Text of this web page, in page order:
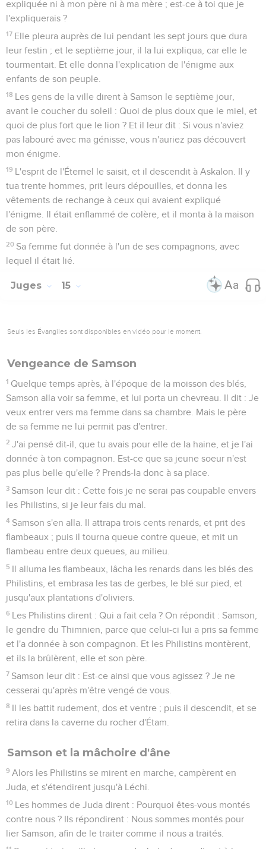
expliquée ni à mon père ni à ma mère ; est-ce à toi que je
l'expliquerais ?
17 Elle pleura auprès de lui pendant les sept jours que dura
leur festin ; et le septième jour, il la lui expliqua, car elle le
tourmentait. Et elle donna l'explication de l'énigme aux
enfants de son peuple.
18 Les gens de la ville dirent à Samson le septième jour,
avant le coucher du soleil : Quoi de plus doux que le miel, et
quoi de plus fort que le lion ? Et il leur dit : Si vous n'aviez
pas labouré avec ma génisse, vous n'auriez pas découvert
mon énigme.
19 L'esprit de l'Éternel le saisit, et il descendit à Askalon. Il y
tua trente hommes, prit leurs dépouilles, et donna les
vêtements de rechange à ceux qui avaient expliqué
l'énigme. Il était enflammé de colère, et il monta à la maison
de son père.
20 Sa femme fut donnée à l'un de ses compagnons, avec
lequel il était lié.
Juges 15
Seuls les Évangiles sont disponibles en vidéo pour le moment.
Vengeance de Samson
1 Quelque temps après, à l'époque de la moisson des blés,
Samson alla voir sa femme, et lui porta un chevreau. Il dit : Je
veux entrer vers ma femme dans sa chambre. Mais le père
de sa femme ne lui permit pas d'entrer.
2 J'ai pensé dit-il, que tu avais pour elle de la haine, et je l'ai
donnée à ton compagnon. Est-ce que sa jeune soeur n'est
pas plus belle qu'elle ? Prends-la donc à sa place.
3 Samson leur dit : Cette fois je ne serai pas coupable envers
les Philistins, si je leur fais du mal.
4 Samson s'en alla. Il attrapa trois cents renards, et prit des
flambeaux ; puis il tourna queue contre queue, et mit un
flambeau entre deux queues, au milieu.
5 Il alluma les flambeaux, lâcha les renards dans les blés des
Philistins, et embrasa les tas de gerbes, le blé sur pied, et
jusqu'aux plantations d'oliviers.
6 Les Philistins dirent : Qui a fait cela ? On répondit : Samson,
le gendre du Thimnien, parce que celui-ci lui a pris sa femme
et l'a donnée à son compagnon. Et les Philistins montèrent,
et ils la brûlèrent, elle et son père.
7 Samson leur dit : Est-ce ainsi que vous agissez ? Je ne
cesserai qu'après m'être vengé de vous.
8 Il les battit rudement, dos et ventre ; puis il descendit, et se
retira dans la caverne du rocher d'Étam.
Samson et la mâchoire d'âne
9 Alors les Philistins se mirent en marche, campèrent en
Juda, et s'étendirent jusqu'à Léchi.
10 Les hommes de Juda dirent : Pourquoi êtes-vous montés
contre nous ? Ils répondirent : Nous sommes montés pour
lier Samson, afin de le traiter comme il nous a traités.